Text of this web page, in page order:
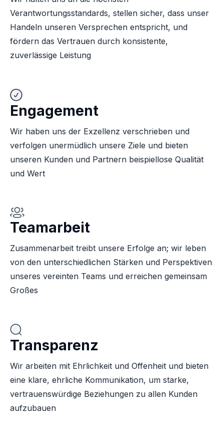
Verantwortungsstandards, stellen sicher, dass unser
Handeln unseren Versprechen entspricht, und
fördern das Vertrauen durch konsistente,
zuverlässige Leistung
Engagement
Wir haben uns der Exzellenz verschrieben und
verfolgen unermüdlich unsere Ziele und bieten
unseren Kunden und Partnern beispiellose Qualität
und Wert
Teamarbeit
Zusammenarbeit treibt unsere Erfolge an; wir leben
von den unterschiedlichen Stärken und Perspektiven
unseres vereinten Teams und erreichen gemeinsam
Großes
Transparenz
Wir arbeiten mit Ehrlichkeit und Offenheit und bieten
eine klare, ehrliche Kommunikation, um starke,
vertrauenswürdige Beziehungen zu allen Kunden
aufzubauen